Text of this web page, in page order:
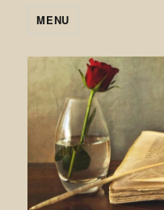
MENU